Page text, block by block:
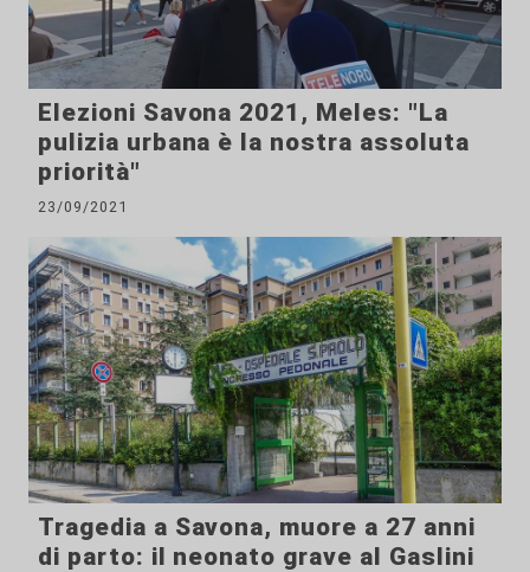
Elezioni Savona 2021, Meles: "La
pulizia urbana è la nostra assoluta
priorità"
23/09/2021
Tragedia a Savona, muore a 27 anni
di parto: il neonato grave al Gaslini